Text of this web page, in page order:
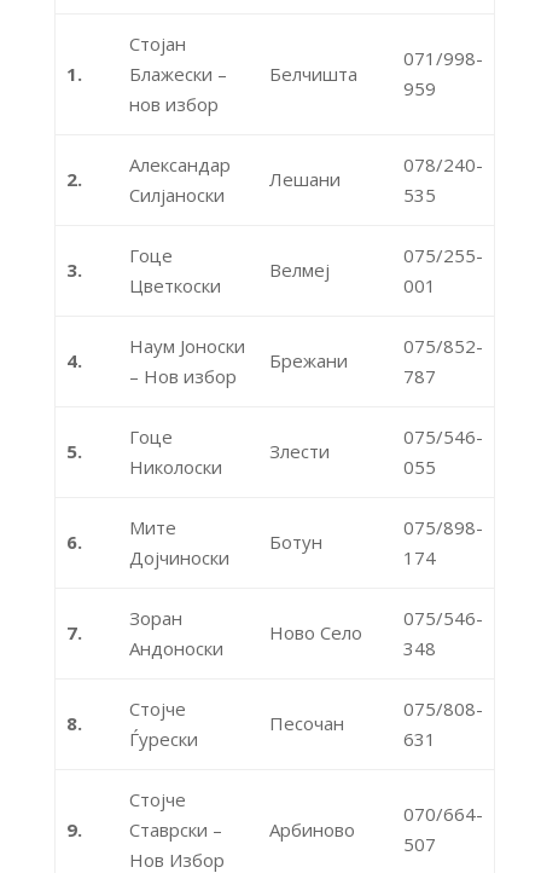
1.
Стојан
Блажески –
нов избор
Белчишта
071/998-
959
2.
Александар
Силјаноски
Лешани
078/240-
535
3.
Гоце
Цветкоски
Велмеј
075/255-
001
4.
Наум Јоноски
– Нов избор
Брежани
075/852-
787
5.
Гоце
Николоски
Злести
075/546-
055
6.
Мите
Дојчиноски
Ботун
075/898-
174
7.
Зоран
Андоноски
Ново Село
075/546-
348
8.
Стојче
Ѓурески
Песочан
075/808-
631
9.
Стојче
Ставрски –
Нов Избор
Арбиново
070/664-
507